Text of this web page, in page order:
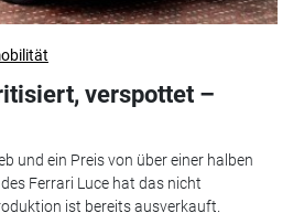
verspottet –
und ein Preis von über einer halben
Ferrari Luce hat das nicht
ist bereits ausverkauft.